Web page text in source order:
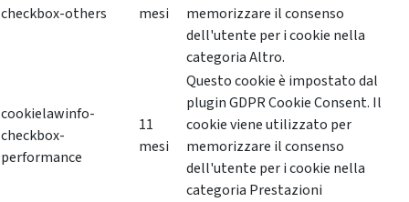
checkbox-others
mesi
memorizzare il consenso
dell'utente per i cookie nella
categoria Altro.
cookielawinfo-
checkbox-
performance
11
mesi
Questo cookie è impostato dal
plugin GDPR Cookie Consent. Il
cookie viene utilizzato per
memorizzare il consenso
dell'utente per i cookie nella
categoria Prestazioni